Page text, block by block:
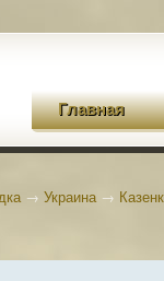
Главная
→ Украина→